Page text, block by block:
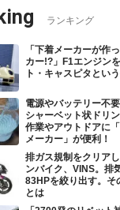
ランキング
「下着メーカーが作
カー!?」F1エンジン
ト・キャスピタとい
電源やバッテリー不
シャーベット状ドリ
作業やアウトドアに
メーカー」が便利！
排ガス規制をクリア
ンバイク、VINS。排
83HPを絞り出す。そ
とは